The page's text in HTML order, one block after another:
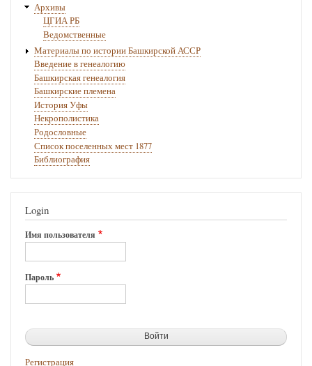
декабря
Купчая
башкир
Сибирской
дороги,
Кущинской
и
Сартской
волостей
Асяна
Пермской
провинции
Архивы
ЦГИА РБ
Ведомственные
Материалы по истории Башкирской АССР
Введение в генеалогию
Башкирская генеалогия
Башкирские племена
История Уфы
Некрополистика
Родословные
Список поселенных мест 1877
Библиография
Login
Имя пользователя
Пароль
Регистрация